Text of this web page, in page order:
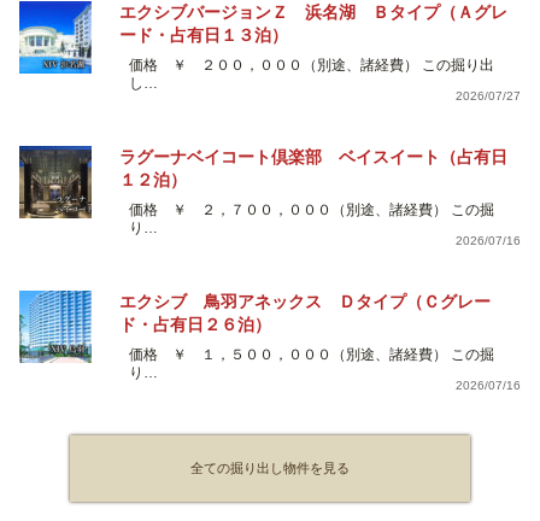
エクシブバージョンＺ 浜名湖 Ｂタイプ（Ａグレ
ード・占有日１３泊）
価格 ￥ ２００，０００（別途、諸経費） この掘り出
し…
2026/07/27
ラグーナベイコート倶楽部 ベイスイート（占有日
１２泊）
価格 ￥ ２，７００，０００（別途、諸経費） この掘
り…
2026/07/16
エクシブ 鳥羽アネックス Ｄタイプ（Ｃグレー
ド・占有日２６泊）
価格 ￥ １，５００，０００（別途、諸経費） この掘
り…
2026/07/16
全ての掘り出し物件を見る